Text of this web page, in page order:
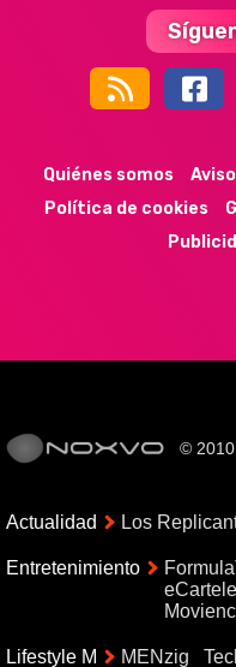
Quiénes somos
Política de cookies
©
Actualidad Los
Entretenimiento
Lifestyle M MENzig